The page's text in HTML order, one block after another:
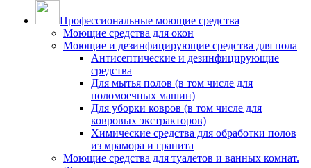
Профессиональные моющие средства
Моющие средства для окон
Моющие и дезинфицирующие средства для пола
Антисептические и дезинфицирующие
средства
Для мытья полов (в том числе для
поломоечных машин)
Для уборки ковров (в том числе для
ковровых экстракторов)
Химические средства для обработки полов
из мрамора и гранита
Моющие средства для туалетов и ванных комнат.